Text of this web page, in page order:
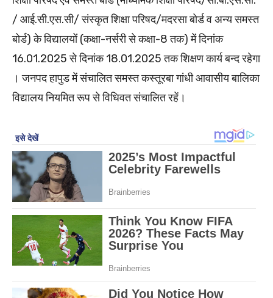
/ आई.सी.एस.सी/ संस्कृत शिक्षा परिषद/मदरसा बोर्ड व अन्य समस्त
बोर्ड) के विद्यालयों (कक्षा-नर्सरी से कक्षा-8 तक) में दिनांक
16.01.2025 से दिनांक 18.01.2025 तक शिक्षण कार्य बन्द रहेगा
। जनपद हापुड में संचालित समस्त कस्तूरबा गांधी आवासीय बालिका
विद्यालय नियमित रूप से विधिवत संचालित रहें।